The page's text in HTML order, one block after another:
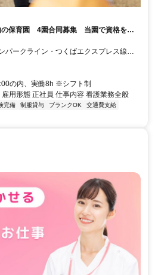
保育園 4園合同募集 当園で資格を活
パークライン・つくばエクスプレス線
すぐ
の内、実働8h ※シフト制
用形態 正社員 仕事内容 看護業務全般
完備 制服貸与 ブランクOK
交通費支給